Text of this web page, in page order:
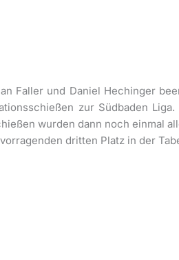
Faller und Daniel Hechinger
zur Südbaden
wurden dann noch einmal
dritten Platz in der